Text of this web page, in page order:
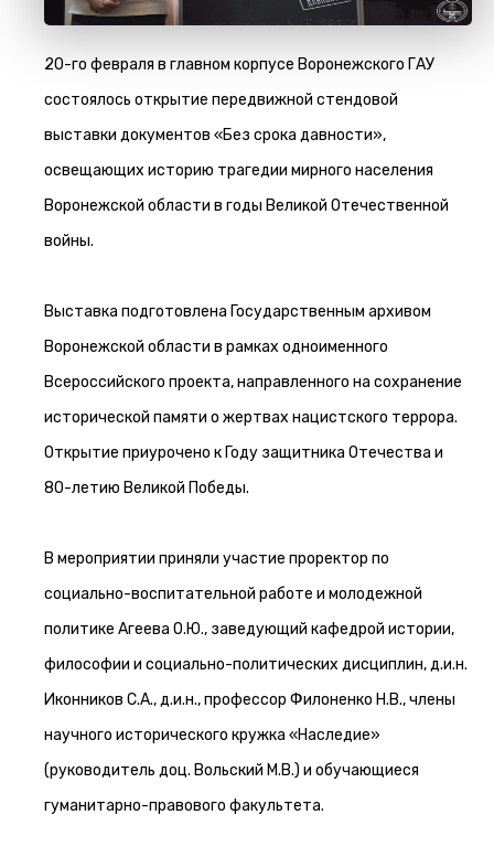
20-го февраля в главном корпусе Воронежского ГАУ
состоялось открытие передвижной стендовой
выставки документов «Без срока давности»,
освещающих историю трагедии мирного населения
Воронежской области в годы Великой Отечественной
войны.
Выставка подготовлена Государственным архивом
Воронежской области в рамках одноименного
Всероссийского проекта, направленного на сохранение
исторической памяти о жертвах нацистского террора.
Открытие приурочено к Году защитника Отечества и
80-летию Великой Победы.
В мероприятии приняли участие проректор по
социально-воспитательной работе и молодежной
политике Агеева О.Ю., заведующий кафедрой истории,
философии и социально-политических дисциплин, д.и.н.
Иконников С.А., д.и.н., профессор Филоненко Н.В., члены
научного исторического кружка «Наследие»
(руководитель доц. Вольский М.В.) и обучающиеся
гуманитарно-правового факультета.